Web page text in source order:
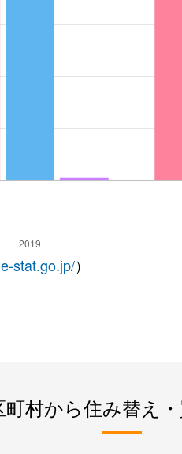
stat.go.jp/）
村から住み替え